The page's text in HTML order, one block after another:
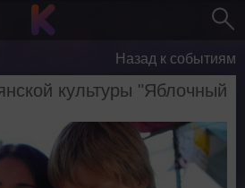
Назад к событиям
культуры "Яблочный